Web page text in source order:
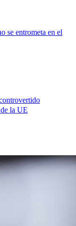
se entrometa en el
la UE